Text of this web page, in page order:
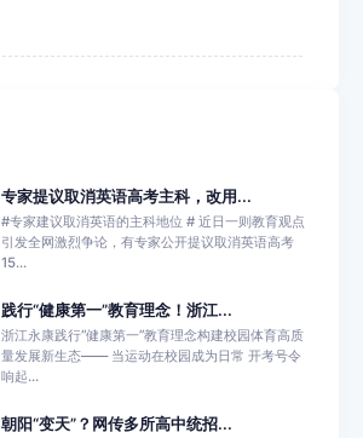
专家提议取消英语高考主科，改用...
#专家建议取消英语的主科地位 # 近日一则教育观点
引发全网激烈争论，有专家公开提议取消英语高考
15...
践行“健康第一”教育理念！浙江...
浙江永康践行“健康第一”教育理念构建校园体育高质
量发展新生态—— 当运动在校园成为日常 开考号令
响起...
朝阳“变天”？网传多所高中统招...